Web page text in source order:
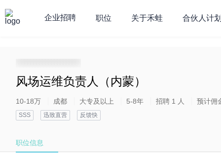
企业招聘 职位 关于禾蛙 合伙人计
风场运维负责人（内蒙）
10-18万 成都 大专及以上 5-8年 招聘 1 人 预计佣
SSS 迅致直营 反馈快
职位信息